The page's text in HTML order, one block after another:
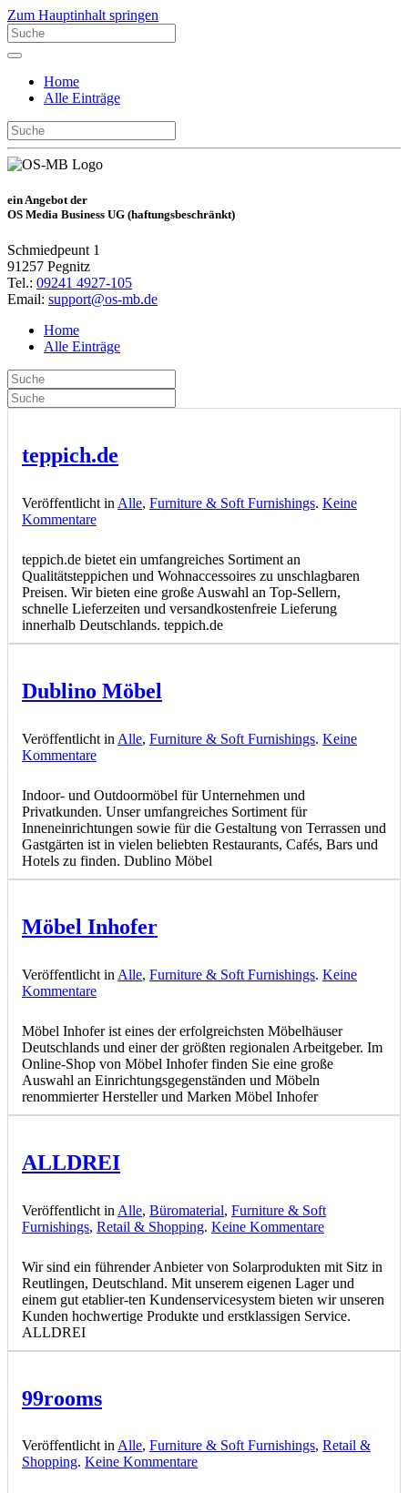
Zum Hauptinhalt springen
Home
Alle Einträge
ein Angebot der
OS Media Business UG (haftungsbeschränkt)
Schmiedpeunt 1
91257 Pegnitz
Tel.: 09241 4927-105
Email: support@os-mb.de
Home
Alle Einträge
teppich.de
Veröffentlicht in Alle, Furniture & Soft Furnishings. Keine
Kommentarezu
teppich.de bietet ein umfangreiches Sortiment an
Qualitätsteppichen und Wohnaccessoires zu unschlagbaren
Preisen. Wir bieten eine große Auswahl an Top-Sellern,
schnelle Lieferzeiten und versandkostenfreie Lieferung
innerhalb Deutschlands. teppich.de
Dublino Möbel
Veröffentlicht in Alle, Furniture & Soft Furnishings. Keine
Kommentarezu
Möbel
Indoor- und Outdoormöbel für Unternehmen und
Privatkunden. Unser umfangreiches Sortiment für
Inneneinrichtungen sowie für die Gestaltung von Terrassen und
Gastgärten ist in vielen beliebten Restaurants, Cafés, Bars und
Hotels zu finden. Dublino Möbel
Möbel Inhofer
Veröffentlicht in Alle, Furniture & Soft Furnishings. Keine
Kommentarezu
Inhofer
Möbel Inhofer ist eines der erfolgreichsten Möbelhäuser
Deutschlands und einer der größten regionalen Arbeitgeber. Im
Online-Shop von Möbel Inhofer finden Sie eine große
Auswahl an Einrichtungsgegenständen und Möbeln
renommierter Hersteller und Marken Möbel Inhofer
ALLDREI
Veröffentlicht in Alle, Büromaterial, Furniture & Soft
Furnishings, Retail & Shopping. Keine Kommentarezu
Wir sind ein führender Anbieter von Solarprodukten mit Sitz in
Reutlingen, Deutschland. Mit unserem eigenen Lager und
einem gut etablier-ten Kundenservicesystem bieten wir unseren
Kunden hochwertige Produkte und erstklassigen Service.
ALLDREI
99rooms
Veröffentlicht inAlle, Furniture & Soft Furnishings, Retail &
Shopping. Keine Kommentarezu